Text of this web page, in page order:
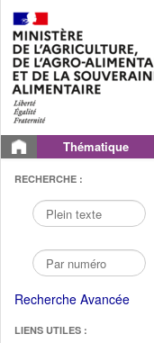
Thématique
RECHERCHE :
Recherche Avancée
LIENS UTILES :